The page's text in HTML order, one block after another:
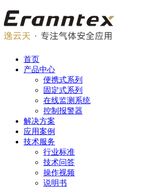
首页
产品中心
便携式系列
固定式系列
在线监测系统
控制报警器
解决方案
应用案例
技术服务
行业标准
技术问答
操作视频
说明书